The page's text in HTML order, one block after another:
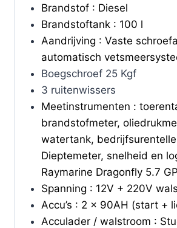
Brandstof : Diesel
Brandstoftank : 100 l
Aandrijving : Vaste
automatisch
Boegschroef 25 Kgf
3 ruitenwissers
Meetinstrumenten :
brandstofmeter,
watertank,
Dieptemeter, snelheid en
Raymarine Dragonfly 5.7
Spanning : 12V + 220V
Accu’s : 2 x 90AH (start +
Acculader / walstroom :